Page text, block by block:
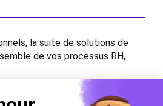
la suite de solutions de
de vos processus RH,